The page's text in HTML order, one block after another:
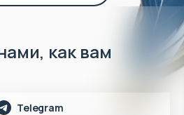
как вам
Telegram